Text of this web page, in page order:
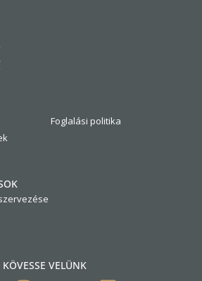
Foglalási politika
KÖVESSE VELÜNK